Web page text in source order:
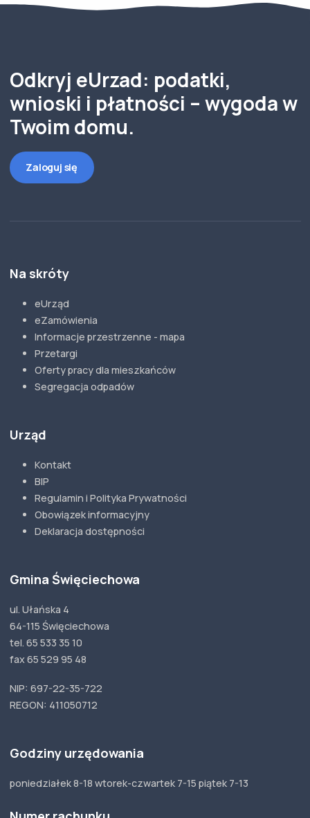
Odkryj eUrzad: podatki,
wnioski i płatności – wygoda w
Twoim domu.
Zaloguj się
Na skróty
eUrząd
eZamówienia
Informacje przestrzenne - mapa
Przetargi
Oferty pracy dla mieszkańców
Segregacja odpadów
Urząd
Kontakt
BIP
Regulamin i Polityka Prywatności
Obowiązek informacyjny
Deklaracja dostępności
Gmina Święciechowa
ul. Ułańska 4
64-115 Święciechowa
tel. 65 533 35 10
fax 65 529 95 48
NIP: 697-22-35-722
REGON: 411050712
Godziny urzędowania
poniedziałek 8-18 wtorek-czwartek 7-15 piątek 7-13